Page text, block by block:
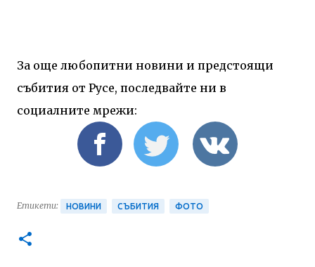
За още любопитни новини и предстоящи
събития от Русе, последвайте ни в
социалните мрежи:
Етикети: НОВИНИ СЪБИТИЯ ФОТО